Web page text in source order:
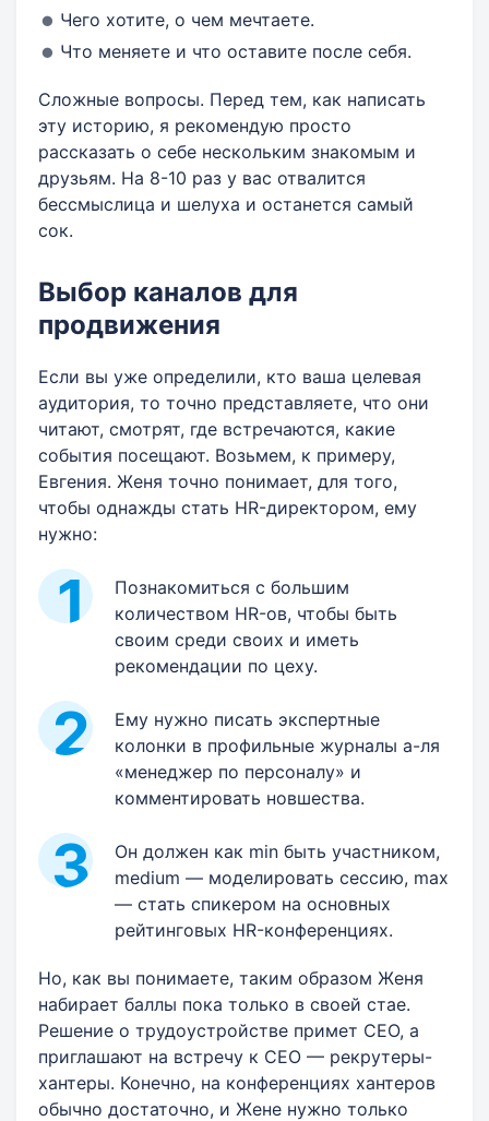
Чего хотите, о чем мечтаете.
Что меняете и что оставите после себя.
Сложные вопросы. Перед тем, как написать
эту историю, я рекомендую просто
рассказать о себе нескольким знакомым и
друзьям. На 8-10 раз у вас отвалится
бессмыслица и шелуха и останется самый
сок.
Выбор каналов для
продвижения
Если вы уже определили, кто ваша целевая
аудитория, то точно представляете, что они
читают, смотрят, где встречаются, какие
события посещают. Возьмем, к примеру,
Евгения. Женя точно понимает, для того,
чтобы однажды стать HR-директором, ему
нужно:
Познакомиться с большим
количеством HR-ов, чтобы быть
своим среди своих и иметь
рекомендации по цеху.
Ему нужно писать экспертные
колонки в профильные журналы а-ля
«менеджер по персоналу» и
комментировать новшества.
Он должен как min быть участником,
medium — моделировать сессию, max
— стать спикером на основных
рейтинговых HR-конференциях.
Но, как вы понимаете, таким образом Женя
набирает баллы пока только в своей стае.
Решение о трудоустройстве примет CEO, а
приглашают на встречу к CEO — рекрутеры-
хантеры. Конечно, на конференциях хантеров
обычно достаточно, и Жене нужно только